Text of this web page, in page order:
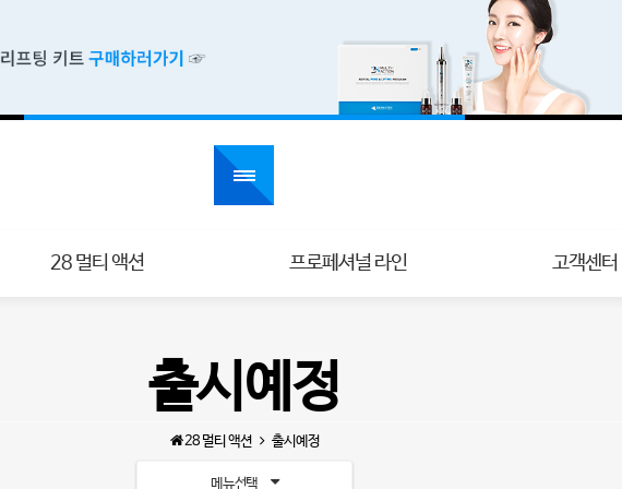
28 멀티 액션 프로페셔널 라인 고객센터
출시예정
28 멀티 액션 출시예정
메뉴선택